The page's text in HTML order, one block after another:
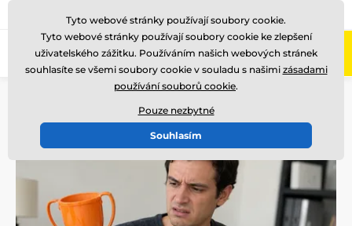
Zavolejte nám (Po-Pá 8-17)
Proč levný pohár z Číny vypadá jinak než na fotce? A jak to
poznat dřív, než bude pozdě?
Tyto webové stránky používají soubory cookie.
Tyto webové stránky používají soubory cookie ke zlepšení
uživatelského zážitku. Používáním našich webových stránek
souhlasíte se všemi soubory cookie v souladu s našimi zásadami
používání souborů cookie.
Pouze nezbytné
Souhlasím